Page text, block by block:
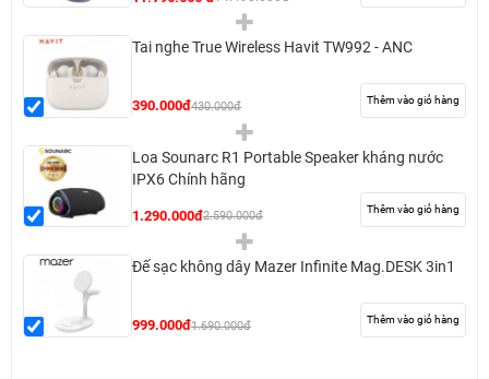
Tai nghe True Wireless Havit TW992 - ANC
390.000đ430.000đ Thêm vào giỏ hàng
Loa Sounarc R1 Portable Speaker kháng nước
IPX6 Chính hãng
1.290.000đ2.590.000đ Thêm vào giỏ hàng
Đế sạc không dây Mazer Infinite Mag.DESK 3in1
999.000đ1.690.000đ Thêm vào giỏ hàng